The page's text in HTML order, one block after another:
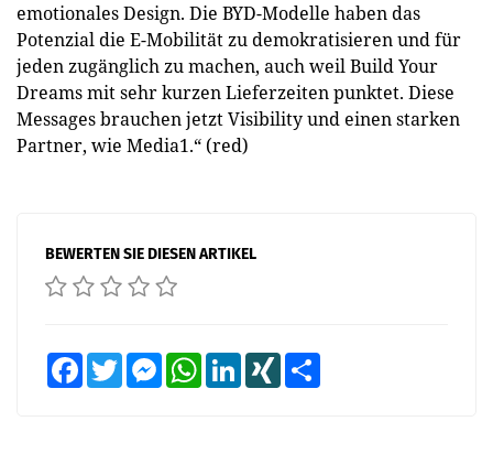
emotionales Design. Die BYD-Modelle haben das
Potenzial die E-Mobilität zu demokratisieren und für
jeden zugänglich zu machen, auch weil Build Your
Dreams mit sehr kurzen Lieferzeiten punktet. Diese
Messages brauchen jetzt Visibility und einen starken
Partner, wie Media1.“ (red)
BEWERTEN SIE DIESEN ARTIKEL
FacebookTwitter MessengerWhatsAppLinkedInXING